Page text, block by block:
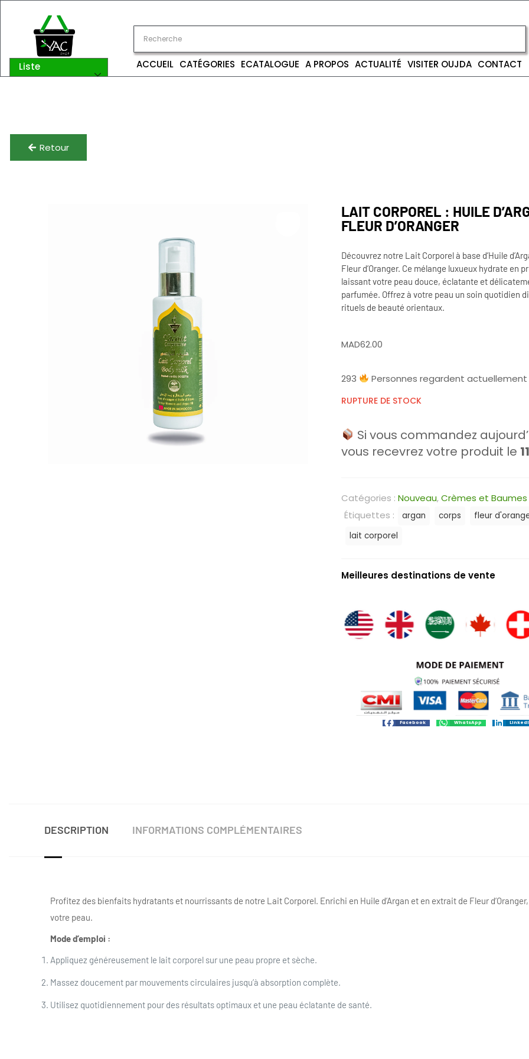
Liste
ACCUEIL CATÉGORIES ECATALOGUE A PROPOS ACTUALITÉ VISITER OUJDA CONTACT
Retour
LAIT CORPOREL : HUILE
FLEUR D’ORANGER
Découvrez notre Lait Corporel à base d’Huile
Fleur d’Oranger. Ce mélange luxueux hydrate en
laissant votre peau douce, éclatante et
parfumée. Offrez à votre peau un soin quotidien
rituels de beauté orientaux.
MAD62.00
293 Personnes regardent
RUPTURE DE STOCK
Si vous commandez
vous recevrez votre produit le
Catégories : Nouveau,Crèmes et Baumes
Étiquettes :
argan corps
fleur
lait corporel
Meilleures destinations de vente
Facebook WhatsApp
DESCRIPTION INFORMATIONS COMPLÉMENTAIRES
Profitez des bienfaits hydratants et nourrissants de notre Lait Corporel. Enrichi en Huile d’Argan et en extrait de Fleur
votre peau.
Mode d’emploi :
Appliquez généreusement le lait corporel sur une peau propre et sèche.
Massez doucement par mouvements circulaires jusqu’à absorption complète.
Utilisez quotidiennement pour des résultats optimaux et une peau éclatante de santé.